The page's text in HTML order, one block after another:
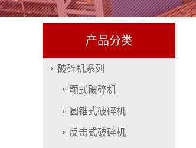
产品分类
破碎机系列
颚式破碎机
圆锥式破碎机
反击式破碎机